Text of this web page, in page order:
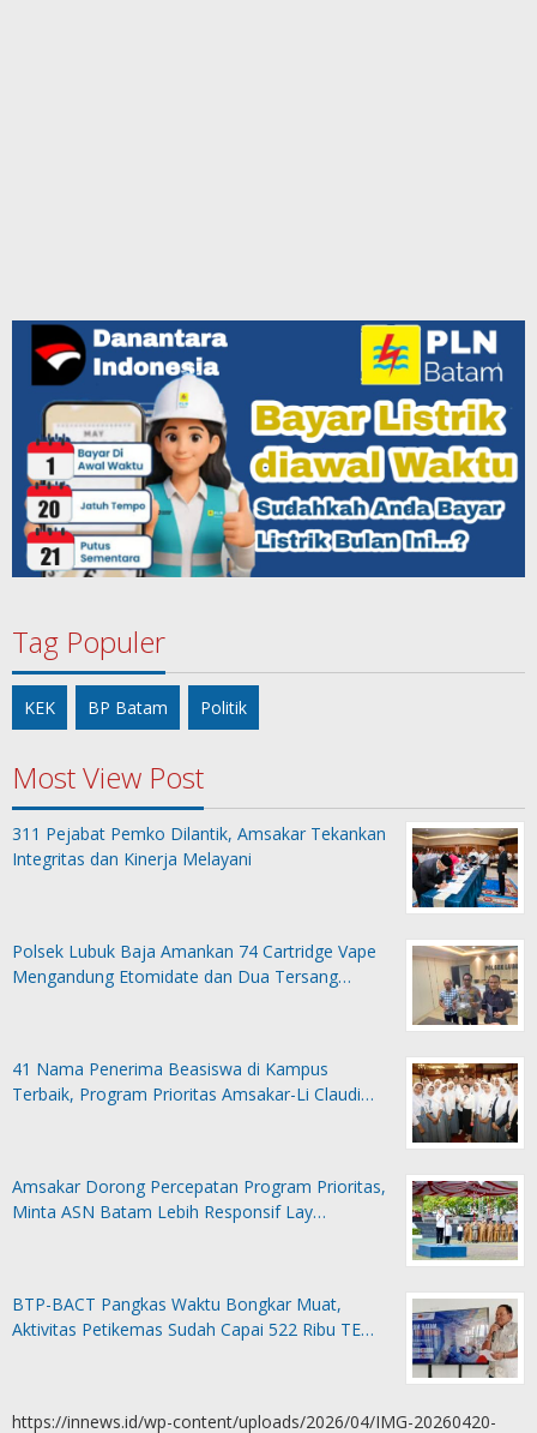
Tag Populer
KEK BP Batam Politik
Most View Post
311 Pejabat Pemko Dilantik, Amsakar Tekankan
Integritas dan Kinerja Melayani
Polsek Lubuk Baja Amankan 74 Cartridge Vape
Mengandung Etomidate dan Dua Tersang…
41 Nama Penerima Beasiswa di Kampus
Terbaik, Program Prioritas Amsakar-Li Claudi…
Amsakar Dorong Percepatan Program Prioritas,
Minta ASN Batam Lebih Responsif Lay…
BTP-BACT Pangkas Waktu Bongkar Muat,
Aktivitas Petikemas Sudah Capai 522 Ribu TE…
https://innews.id/wp-content/uploads/2026/04/IMG-20260420-